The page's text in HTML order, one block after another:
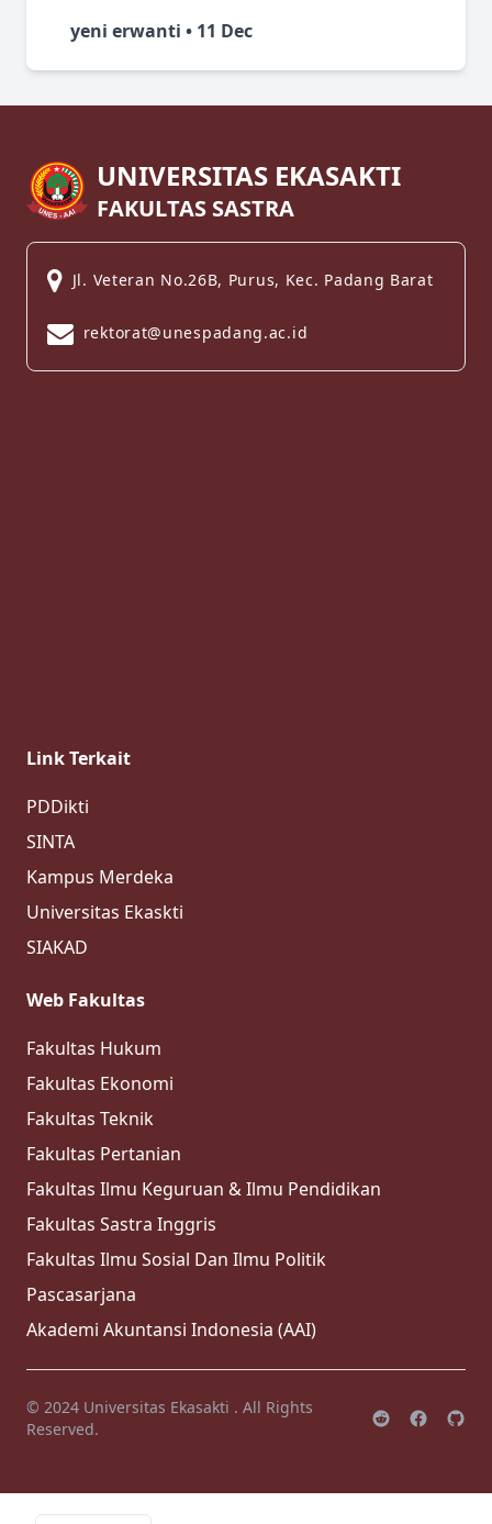
yeni erwanti • 11 Dec
UNIVERSITAS EKASAKTI
FAKULTAS SASTRA
Jl. Veteran No.26B, Purus, Kec. Padang Barat
rektorat@unespadang.ac.id
Link Terkait
PDDikti
SINTA
Kampus Merdeka
Universitas Ekaskti
SIAKAD
Web Fakultas
Fakultas Hukum
Fakultas Ekonomi
Fakultas Teknik
Fakultas Pertanian
Fakultas Ilmu Keguruan & Ilmu Pendidikan
Fakultas Sastra Inggris
Fakultas Ilmu Sosial Dan Ilmu Politik
Pascasarjana
Akademi Akuntansi Indonesia (AAI)
© 2024 Universitas Ekasakti . All Rights
Reserved.